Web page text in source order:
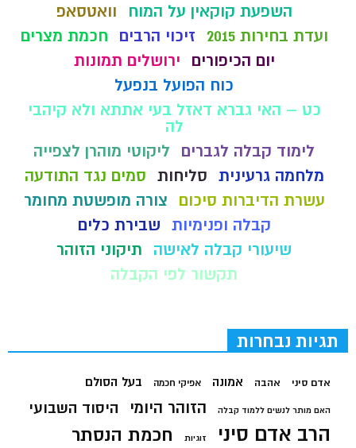
השפעת קוקאין על המוח
וואטסאפ
ועדת בחירות 2015
זיכוי הרבים
חכמת מצרים
יום הכיפורים
ירושלים תמונות
כוח הפועל בנפעל
כט – האי גברא דאזל בעי אתתא ולא קיהבי
לה
לימוד קבלה לגברים
ליקוטי מוהרן לצפייה
מלחמה גרעינית סליחות סמים נגד התודעה
עשרת הדיברות סיכום
צורה מופשטת מחומר
קבלה ופנימיות שבירת כלים
שיעורי קבלה לאישה
תיקוני הזוהר
תקשור לפי הקבלה
תגיות נבחרות
אדם סיני אהבה אמונה אפיקי חכמה בעל הסולם
האם מותר לנשים ללמוד קבלה הזוהר היומי היסוד השבועי
הרב אדם סיני זוגיות חכמת הנסתר